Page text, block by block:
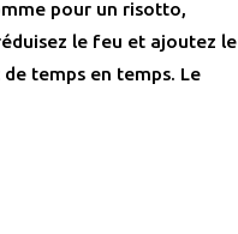
pour un risotto,
le feu et ajoutez le
temps en temps. Le